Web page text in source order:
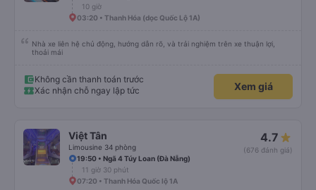
10 giờ
03:20 • Thanh Hóa (dọc Quốc Lộ 1A)
Nhà xe liên hệ chủ động, hướng dẫn rõ, và trải nghiệm trên xe thuận lợi,
thoải mái
Không cần thanh toán trước
Xác nhận chỗ ngay lập tức
Xem giá
Việt Tân
Limousine 34 phòng
4.7
(676 đánh giá)
19:50 • Ngã 4 Túy Loan (Đà Nẵng)
11 giờ 30 phút
07:20 • Thanh Hóa Quốc lộ 1A